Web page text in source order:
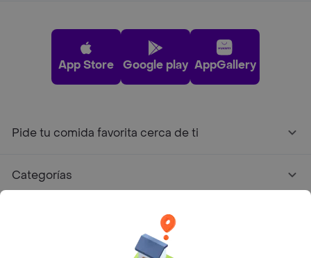
App Store Google play AppGallery
Pide tu comida favorita cerca de ti
Categorías